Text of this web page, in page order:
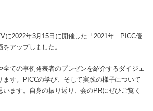
に2022年3月15日に開催した「2021年 PICC優
アップしました。
ての事例発表者のプレゼンを紹介するダイジェ
ます。PICCの学び、そして実践の様子について
います。自身の振り返り、会のPRにぜひご覧く